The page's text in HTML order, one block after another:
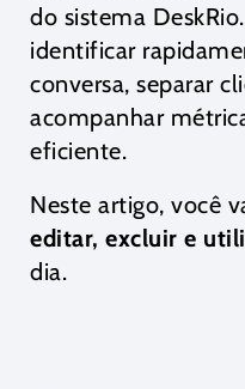
do sistema
identificar
conversa, separar
acompanhar
eficiente.
Neste artigo, você
editar, excluir e
dia.